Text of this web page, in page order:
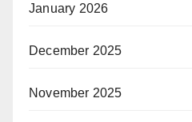
January 2026
December 2025
November 2025